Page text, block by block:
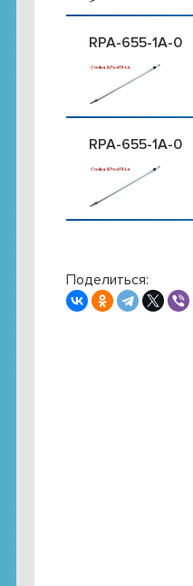
RPA-655-1A-0
RPA-655-1A-0
Поделиться: